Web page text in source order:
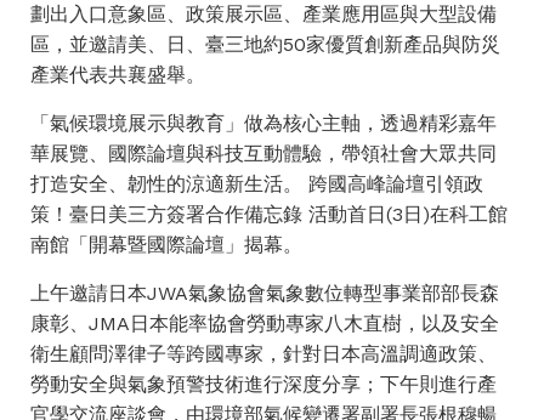
劃出入口意象區、政策展示區、產業應用區與大型設備
區，並邀請美、日、臺三地約50家優質創新產品與防災
產業代表共襄盛舉。
「氣候環境展示與教育」做為核心主軸，透過精彩嘉年
華展覽、國際論壇與科技互動體驗，帶領社會大眾共同
打造安全、韌性的涼適新生活。 跨國高峰論壇引領政
策！臺日美三方簽署合作備忘錄 活動首日(3日)在科工館
南館「開幕暨國際論壇」揭幕。
上午邀請日本JWA氣象協會氣象數位轉型事業部部長森
康彰、JMA日本能率協會勞動專家八木直樹，以及安全
衛生顧問澤律子等跨國專家，針對日本高溫調適政策、
勞動安全與氣象預警技術進行深度分享；下午則進行產
官學交流座談會，由環境部氣候變遷署副署長張根穆暢